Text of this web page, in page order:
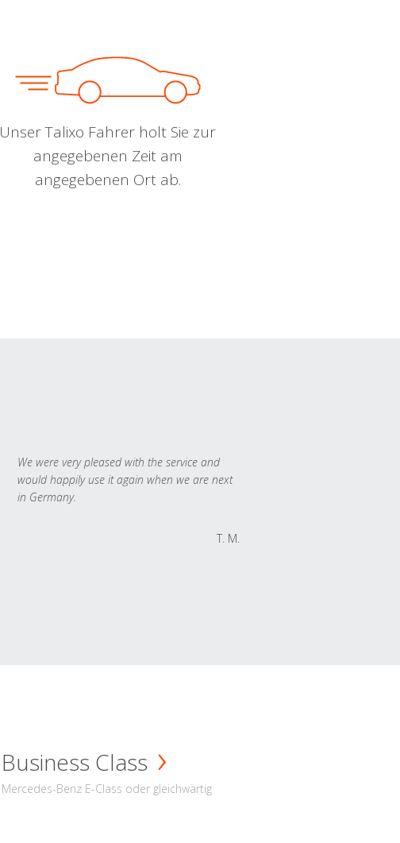
Unser Talixo Fahrer holt Sie zur
angegebenen Zeit am
angegebenen Ort ab.
We were very pleased with the service and
would happily use it again when we are next
in Germany.
T. M.
Business Class
Mercedes-Benz E-Class oder gleichwärtig